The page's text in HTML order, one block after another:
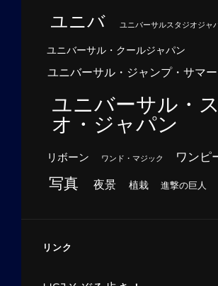
ユニバ ユニバーサルスタジオジャ
ユニバーサル・クールジャパン
ユニバーサル・ジャンプ・サマー
ユニバーサル・
オ・ジャパン
リボーン ワンド・マジック ワンピ
写真 夜景 植栽 進撃の巨人
リンク